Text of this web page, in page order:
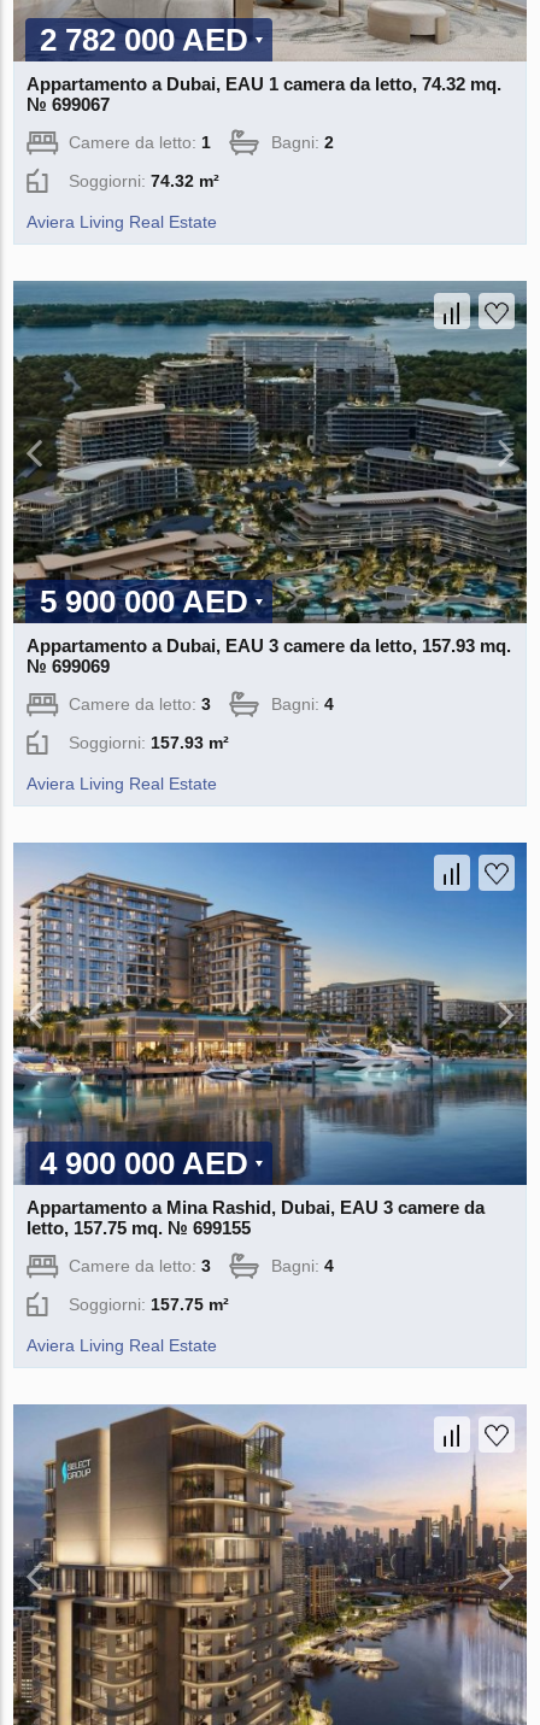
2 782 000 AED
Appartamento a Dubai, EAU 1 camera da letto, 74.32 mq.
№ 699067
Camere da letto:1 Bagni:2
Soggiorni:74.32 m²
Aviera Living Real Estate
5 900 000 AED
Appartamento a Dubai, EAU 3 camere da letto, 157.93 mq.
№ 699069
Camere da letto:3 Bagni:4
Soggiorni: 157.93 m²
Aviera Living Real Estate
4 900 000 AED
Appartamento a Mina Rashid, Dubai, EAU 3 camere da
letto, 157.75 mq. № 699155
Camere da letto:3 Bagni:4
Soggiorni: 157.75 m²
Aviera Living Real Estate